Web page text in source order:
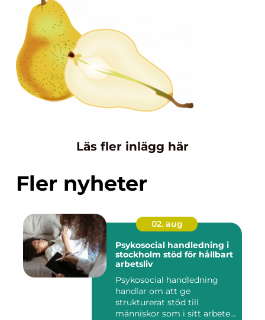
Läs fler inlägg här
Fler nyheter
02. aug
Psykosocial handledning i
stockholm stöd för hållbart
arbetsliv
Psykosocial handledning
handlar om att ge
strukturerat stöd till
människor som i sitt arbete